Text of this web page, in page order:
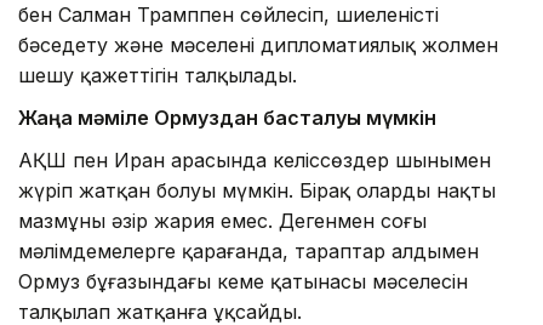
бен Салман Трамппен сөйлесіп, шиеленісті
бәсеңдету және мәселені дипломатиялық жолмен
шешу қажеттігін талқылады.
Жаңа мәміле Ормуздан басталуы мүмкін
АҚШ пен Иран арасында келіссөздер шынымен
жүріп жатқан болуы мүмкін. Бірақ олардың нақты
мазмұны әзір жария емес. Дегенмен соңғы
мәлімдемелерге қарағанда, тараптар алдымен
Ормуз бұғазындағы кеме қатынасы мәселесін
талқылап жатқанға ұқсайды.